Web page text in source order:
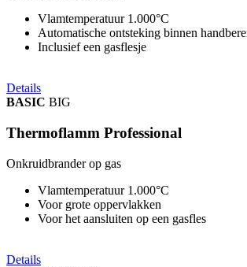
Vlamtemperatuur 1.000°C
Automatische ontsteking binnen
Inclusief een gasflesje
Details
BASIC BIG
Thermoflamm Professional
Onkruidbrander op gas
Vlamtemperatuur 1.000°C
Voor grote oppervlakken
Voor het aansluiten op een gasfles
Details